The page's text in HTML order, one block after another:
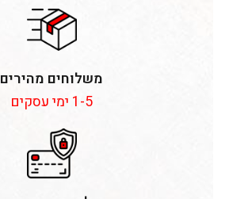
משלוחים מהירים
1-5 ימי עסקים